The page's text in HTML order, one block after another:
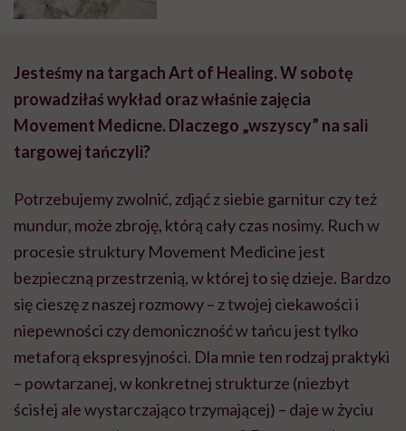
Jesteśmy na targach Art of Healing. W sobotę
prowadziłaś wykład oraz właśnie zajęcia
Movement Medicne. Dlaczego „wszyscy” na sali
targowej tańczyli?
Potrzebujemy zwolnić, zdjąć z siebie garnitur czy też
mundur, może zbroję, którą cały czas nosimy. Ruch w
procesie struktury Movement Medicine jest
bezpieczną przestrzenią, w której to się dzieje. Bardzo
się cieszę z naszej rozmowy – z twojej ciekawości i
niepewności czy demoniczność w tańcu jest tylko
metaforą ekspresyjności. Dla mnie ten rodzaj praktyki
– powtarzanej, w konkretnej strukturze (niezbyt
ścisłej ale wystarczająco trzymającej) – daje w życiu